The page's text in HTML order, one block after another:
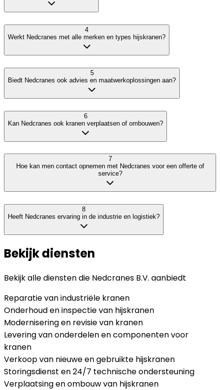
4
Werkt Nedcranes met alle merken en types hijskranen?
5
Biedt Nedcranes ook advies en maatwerkoplossingen aan?
6
Kan Nedcranes ook kranen verplaatsen of ombouwen?
7
Hoe kan men contact opnemen met Nedcranes voor een offerte of
service?
8
Heeft Nedcranes ervaring in de industrie en logistiek?
Bekijk diensten
Bekijk alle diensten die Nedcranes B.V. aanbiedt
Reparatie van industriële kranen
Onderhoud en inspectie van hijskranen
Modernisering en revisie van kranen
Levering van onderdelen en componenten voor
kranen
Verkoop van nieuwe en gebruikte hijskranen
Storingsdienst en 24/7 technische ondersteuning
Verplaatsing en ombouw van hijskranen